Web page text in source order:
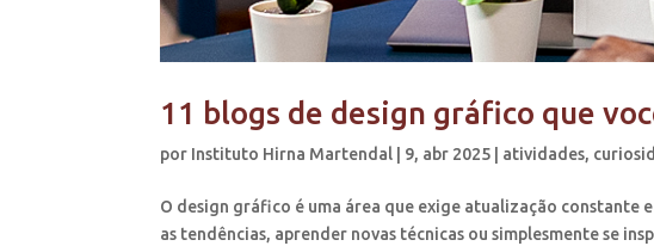
11 blogs de design gráfico que
por Instituto Hirna Martendal 9, abr 2025 atividades,
O design gráfico é uma área que exige atualização constante
as tendências, aprender novas técnicas ou simplesmente se